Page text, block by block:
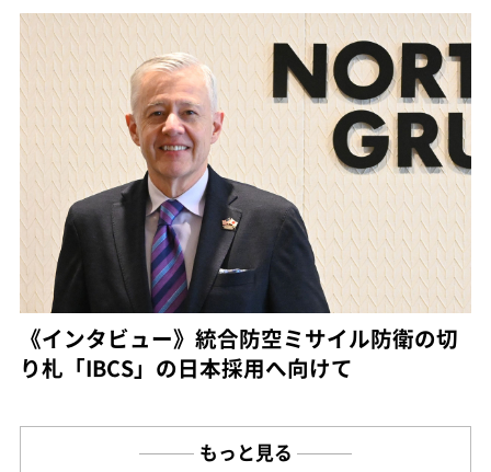
《インタビュー》統合防空ミサイル防衛の切
り札「IBCS」の日本採用へ向けて
もっと見る